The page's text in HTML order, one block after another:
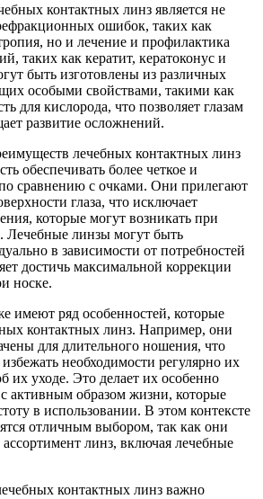
контактных линз является не
ошибок, таких как
но и лечение и профилактика
таких как кератит, кератоконус и
быть изготовлены из различных
особыми свойствами, такими как
для кислорода, что позволяет глазам
развитие осложнений.
лечебных контактных линз
обеспечивать более четкое и
по сравнению с очками. Они прилегают
глаза, что исключает
которые могут возникать при
Лечебные линзы могут быть
в зависимости от потребностей
достичь максимальной коррекции
носке.
имеют ряд особенностей, которые
контактных линз. Например, они
для длительного ношения, что
необходимости регулярно их
их уходе. Это делает их особенно
активным образом жизни, которые
в использовании. В этом контексте
отличным выбором, так как они
линз, включая лечебные
контактных линз важно